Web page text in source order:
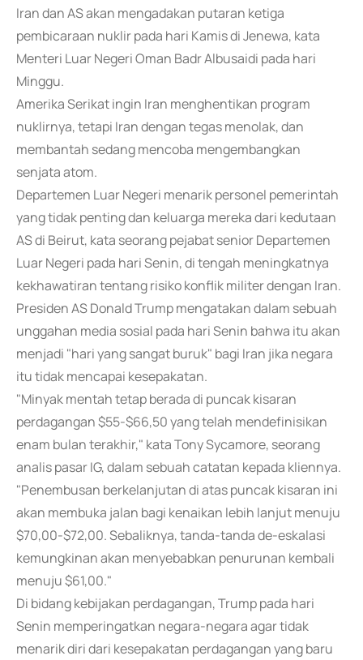
Iran dan AS akan mengadakan putaran ketiga
pembicaraan nuklir pada hari Kamis di Jenewa, kata
Menteri Luar Negeri Oman Badr Albusaidi pada hari
Minggu.
Amerika Serikat ingin Iran menghentikan program
nuklirnya, tetapi Iran dengan tegas menolak, dan
membantah sedang mencoba mengembangkan
senjata atom.
Departemen Luar Negeri menarik personel pemerintah
yang tidak penting dan keluarga mereka dari kedutaan
AS di Beirut, kata seorang pejabat senior Departemen
Luar Negeri pada hari Senin, di tengah meningkatnya
kekhawatiran tentang risiko konflik militer dengan Iran.
Presiden AS Donald Trump mengatakan dalam sebuah
unggahan media sosial pada hari Senin bahwa itu akan
menjadi "hari yang sangat buruk" bagi Iran jika negara
itu tidak mencapai kesepakatan.
"Minyak mentah tetap berada di puncak kisaran
perdagangan $55-$66,50 yang telah mendefinisikan
enam bulan terakhir," kata Tony Sycamore, seorang
analis pasar IG, dalam sebuah catatan kepada kliennya.
"Penembusan berkelanjutan di atas puncak kisaran ini
akan membuka jalan bagi kenaikan lebih lanjut menuju
$70,00-$72,00. Sebaliknya, tanda-tanda de-eskalasi
kemungkinan akan menyebabkan penurunan kembali
menuju $61,00."
Di bidang kebijakan perdagangan, Trump pada hari
Senin memperingatkan negara-negara agar tidak
menarik diri dari kesepakatan perdagangan yang baru